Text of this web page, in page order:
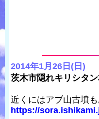
2014年1月26日(日)
茨木市隠れキリシタ
近くにはアブ山古墳
https://